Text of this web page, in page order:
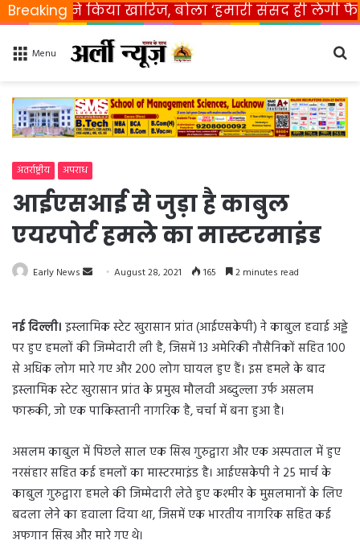
Breaking
ने किया खारिज, बोला ‘हमारी संसद ही लेगी फैसला’
Menu
अंतर्राष्ट्रीय अपराध
आईएसआई से जुड़ा है काबुल
एयरपोर्ट हमले का मास्टरमाइंड
Early News
d
a
n
e
m
i
l
August 28, 2021 165 2 minutes read
नई दिल्ली। इस्लामिक स्टेट खुरासान प्रांत (आईएसकेपी) ने काबुल हवाई अड्डे
पर हुए हमलों की जिम्मेदारी ली है, जिसमें 13 अमेरिकी नौसैनिकों सहित 100
से अधिक लोग मारे गए और 200 लोग घायल हुए हैं। इस हमले के बाद
इस्लामिक स्टेट खुरासान प्रांत के प्रमुख मौलवी अब्दुल्ला उर्फ असलम
फारूकी, जो एक पाकिस्तानी नागरिक है, चर्चा में बना हुआ है।
असलम काबुल में पिछले साल एक सिख गुरुद्वारा और एक अस्पताल में हुए
नरसंहार सहित कई हमलों का मास्टरमाइंड है। आईएसकेपी ने 25 मार्च के
काबुल गुरुद्वारा हमले की जिम्मेदारी लेते हुए कश्मीर के मुसलमानों के लिए
बदला लेने का हवाला दिया था, जिसमें एक भारतीय नागरिक सहित कई
अफगान सिख और मारे गए थे।